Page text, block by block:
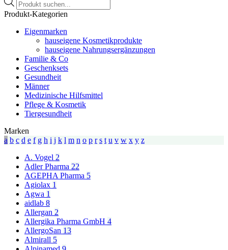
search
Produkt-Kategorien
Eigenmarken
hauseigene Kosmetikprodukte
hauseigene Nahrungsergänzungen
Familie & Co
Geschenksets
Gesundheit
Männer
Medizinische Hilfsmittel
Pflege & Kosmetik
Tiergesundheit
Marken
a b c d e f g h i j k l m n o p r s t u v w x y z
A. Vogel 2
Adler Pharma 22
AGEPHA Pharma 5
Agiolax 1
Agwa 1
aidlab 8
Allergan 2
Allergika Pharma GmbH 4
AllergoSan 13
Almirall 5